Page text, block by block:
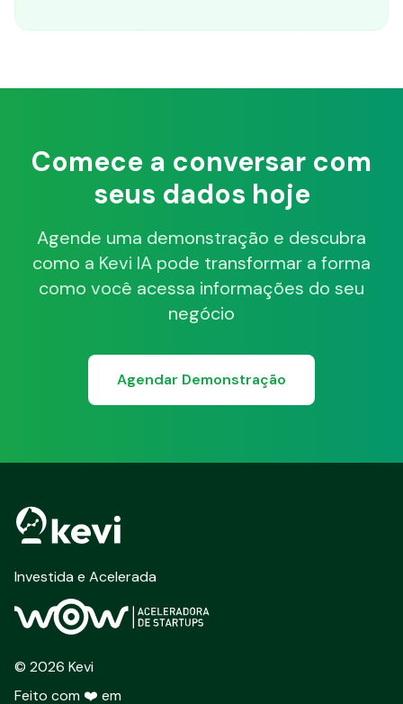
Comece a conversar com
seus dados hoje
Agende uma demonstração e descubra
como a Kevi IA pode transformar a forma
como você acessa informações do seu
negócio
Agendar Demonstração
Investida e Acelerada
© 2026 Kevi
Feito com ❤️ em